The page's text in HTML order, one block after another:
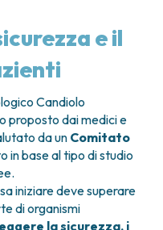
ENDOCRINE
STAMINALI
(TTO)
e il
Candiolo
proposto dai medici e
da un Comitato
in base al tipo di studio
iniziare deve superare
di organismi
la sicurezza, i